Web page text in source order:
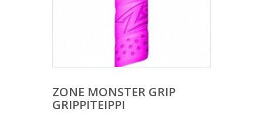
ZONE MONSTER GRIP
GRIPPITEIPPI